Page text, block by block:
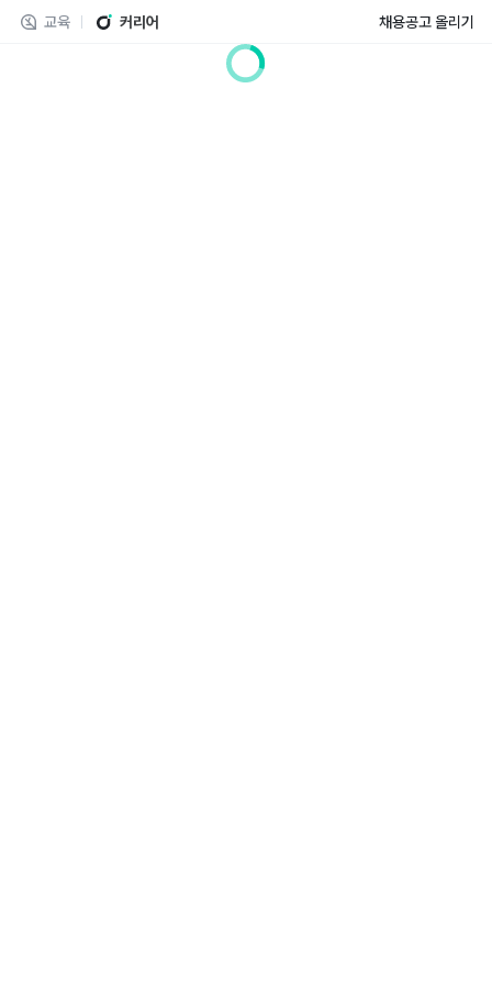
교육 커리어 채용공고 올리기